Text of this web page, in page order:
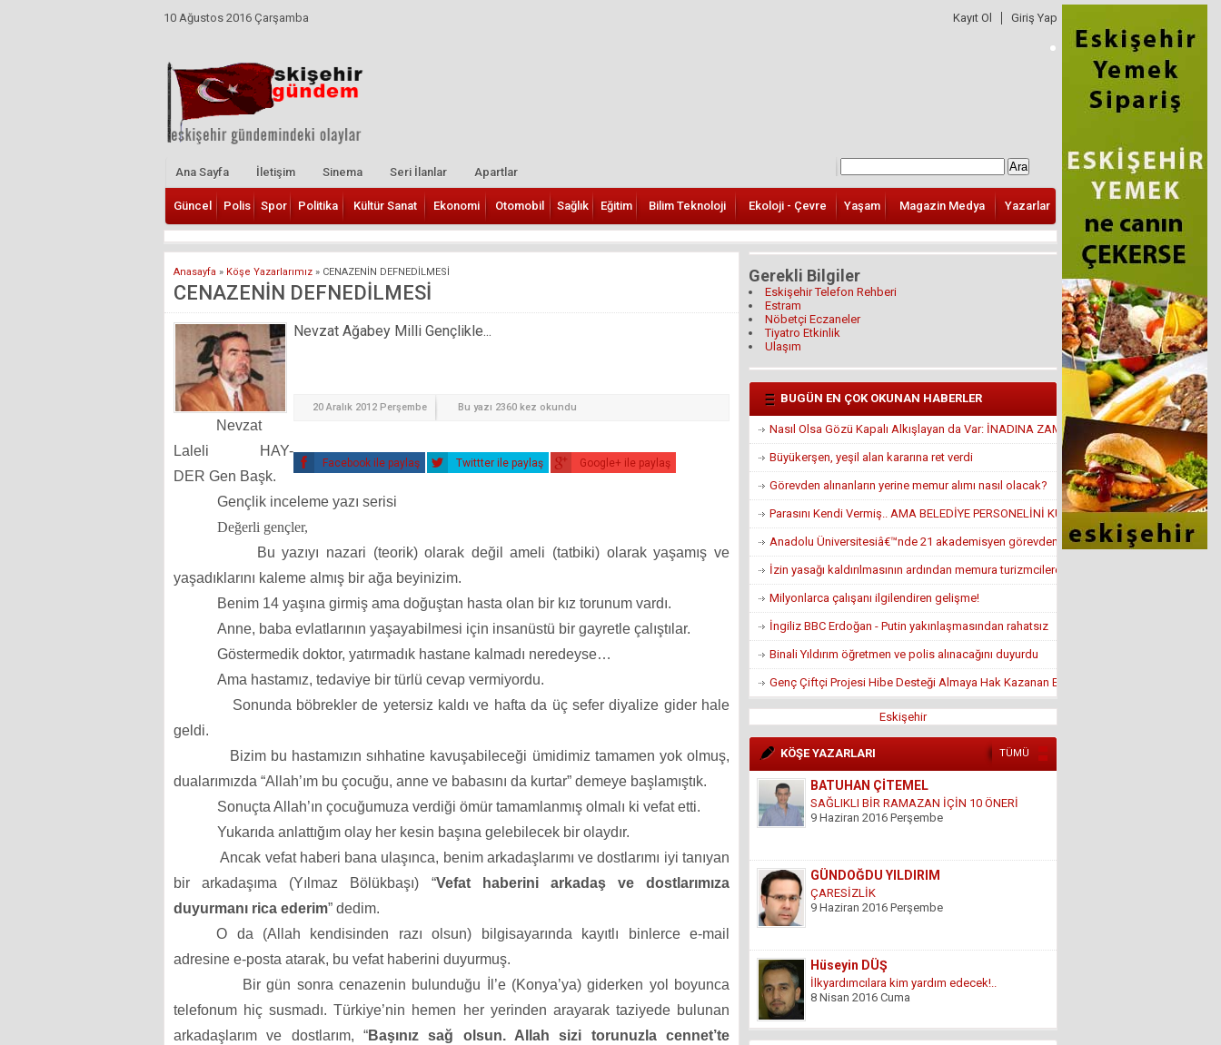
10 Ağustos 2016 Çarşamba Kayıt Ol Giriş Yap
Ana Sayfa İletişim Sinema Seri İlanlar Apartlar
Güncel Polis Spor Politika Kültür Sanat Ekonomi Otomobil Sağlık Eğitim Bilim Teknoloji Ekoloji - Çevre Yaşam Magazin Medya Yazarlar
Anasayfa » Köşe Yazarlarımız » CENAZENİN DEFNEDİLMESİ
CENAZENİN DEFNEDİLMESİ
Nevzat Ağabey Milli Gençlikle...
20 Aralık 2012 Perşembe Bu yazı 2360 kez okundu
Facebook ile paylaş Twittter ile paylaş Google+ ile paylaş
Nevzat
Laleli HAY-
DER Gen Başk.
Gençlik inceleme yazı serisi
Değerli gençler,
Bu yazıyı nazari (teorik) olarak değil ameli (tatbiki) olarak yaşamış ve
yaşadıklarını kaleme almış bir ağa beyinizim.
Benim 14 yaşına girmiş ama doğuştan hasta olan bir kız torunum vardı.
Anne, baba evlatlarının yaşayabilmesi için insanüstü bir gayretle çalıştılar.
Göstermedik doktor, yatırmadık hastane kalmadı neredeyse…
Ama hastamız, tedaviye bir türlü cevap vermiyordu.
Sonunda böbrekler de yetersiz kaldı ve hafta da üç sefer diyalize gider hale
geldi.
Bizim bu hastamızın sıhhatine kavuşabileceği ümidimiz tamamen yok olmuş,
dualarımızda “Allah’ım bu çocuğu, anne ve babasını da kurtar” demeye başlamıştık.
Sonuçta Allah’ın çocuğumuza verdiği ömür tamamlanmış olmalı ki vefat etti.
Yukarıda anlattığım olay her kesin başına gelebilecek bir olaydır.
Ancak vefat haberi bana ulaşınca, benim arkadaşlarımı ve dostlarımı iyi tanıyan
bir arkadaşıma (Yılmaz Bölükbaşı) “Vefat haberini arkadaş ve dostlarımıza
duyurmanı rica ederim” dedim.
O da (Allah kendisinden razı olsun) bilgisayarında kayıtlı binlerce e-mail
adresine e-posta atarak, bu vefat haberini duyurmuş.
Bir gün sonra cenazenin bulunduğu İl’e (Konya’ya) giderken yol boyunca
telefonum hiç susmadı. Türkiye’nin hemen her yerinden arayarak taziyede bulunan
arkadaşlarım ve dostlarım, “Başınız sağ olsun. Allah sizi torunuzla cennet’te
Gerekli Bilgiler
Eskişehir Telefon Rehberi
Estram
Nöbetçi Eczaneler
Tiyatro Etkinlik
Ulaşım
BUGÜN EN ÇOK OKUNAN HABERLER
Nasıl Olsa Gözü Kapalı Alkışlayan da Var: İNADINA ZAM YAPTI
Büyükerşen, yeşil alan kararına ret verdi
Görevden alınanların yerine memur alımı nasıl olacak?
Parasını Kendi Vermiş.. AMA BELEDİYE PERSONELİNİ KULLANMIŞ
Anadolu Üniversitesiâ€™nde 21 akademisyen görevden alındı
İzin yasağı kaldırılmasının ardından memura turizmcilerden iyi haber geldi
Milyonlarca çalışanı ilgilendiren gelişme!
İngiliz BBC Erdoğan - Putin yakınlaşmasından rahatsız
Binali Yıldırım öğretmen ve polis alınacağını duyurdu
Genç Çiftçi Projesi Hibe Desteği Almaya Hak Kazanan Ek Asil Listeleri
Eskişehir
KÖŞE YAZARLARI TÜMÜ
BATUHAN ÇİTEMEL
SAĞLIKLI BİR RAMAZAN İÇİN 10 ÖNERİ
9 Haziran 2016 Perşembe
GÜNDOĞDU YILDIRIM
ÇARESİZLİK
9 Haziran 2016 Perşembe
Hüseyin DÜŞ
İlkyardımcılara kim yardım edecek!..
8 Nisan 2016 Cuma